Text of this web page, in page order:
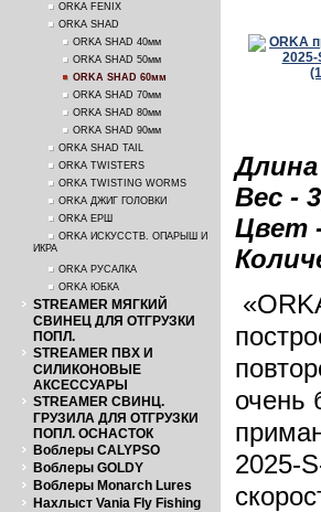
ORKA FENIX
ORKA SHAD
ORKA SHAD 40мм
ORKA SHAD 50мм
ORKA SHAD 60мм
ORKA SHAD 70мм
ORKA SHAD 80мм
ORKA SHAD 90мм
ORKA SHAD TAIL
ORKA TWISTERS
ORKA TWISTING WORMS
ORKA ДЖИГ ГОЛОВКИ
ORKA ЕРШ
ORKA ИСКУССТВ. ОПАРЫШ И
ИКРА
ORKA РУСАЛКА
ORKA ЮБКА
STREAMER МЯГКИЙ
СВИНЕЦ ДЛЯ ОТГРУЗКИ
ПОПЛ.
STREAMER ПВХ И
СИЛИКОНОВЫЕ
АКСЕССУАРЫ
STREAMER СВИНЦ.
ГРУЗИЛА ДЛЯ ОТГРУЗКИ
ПОПЛ. ОСНАСТОК
Воблеры CALYPSO
Воблеры GOLDY
Воблеры Monarch Lures
Нахлыст Vania Fly Fishing
Вес -
Цвет
очень
2025-